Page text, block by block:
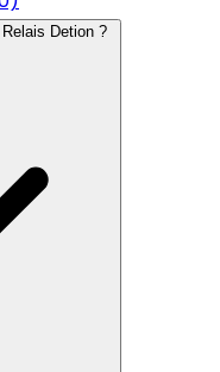
Detion ?